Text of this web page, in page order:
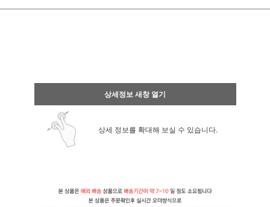
상세정보 새창 열기
상세 정보를 확대해 보실 수 있습니다.